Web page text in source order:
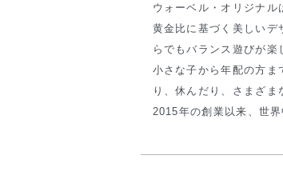
ウォーベル・オリジナル
黄金比に基づく美しいデ
らでもバランス遊びが楽
小さな子から年配の方ま
り、休んだり、さまざま
2015年の創業以来、世